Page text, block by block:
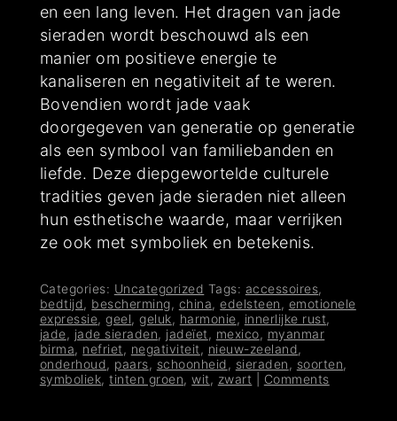
en een lang leven. Het dragen van jade
sieraden wordt beschouwd als een
manier om positieve energie te
kanaliseren en negativiteit af te weren.
Bovendien wordt jade vaak
doorgegeven van generatie op generatie
als een symbool van familiebanden en
liefde. Deze diepgewortelde culturele
tradities geven jade sieraden niet alleen
hun esthetische waarde, maar verrijken
ze ook met symboliek en betekenis.
Categories: Uncategorized Tags: accessoires,
bedtijd, bescherming, china,edelsteen , emotionele
expressie,geel,geluk, harmonie, innerlijke rust,
jade, jade sieraden, jadeïet , mexico, myanmar
birma, nefriet , negativiteit , nieuw-zeeland,
onderhoud, paars, schoonheid , sieraden , soorten,
symboliek,tinten groen,wit , zwart Comments